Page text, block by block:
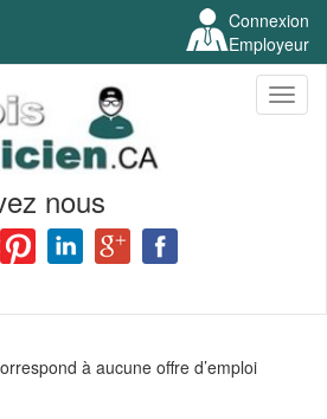
Connexion
Employeur
nous
à aucune offre d’emploi